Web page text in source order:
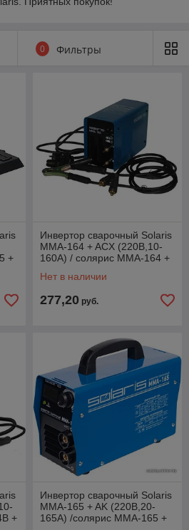
0 Фильтры
+
Инвертор сварочный Solaris
MMA-164 + ACX (220В,10-
160А) / солярис MMA-164 +
Нет в наличии
277,20 руб.
+
Инвертор сварочный Solaris
MMA-165 + AK (220В,20-
165А) /солярис MMA-165 +